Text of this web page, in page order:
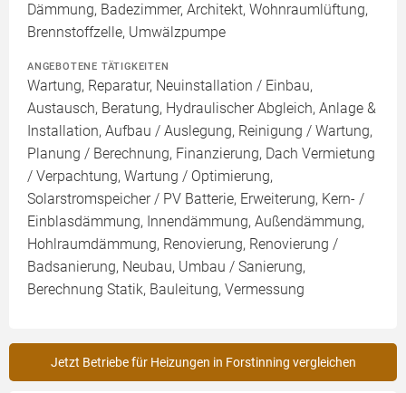
Dämmung, Badezimmer, Architekt, Wohnraumlüftung,
Brennstoffzelle, Umwälzpumpe
ANGEBOTENE TÄTIGKEITEN
Wartung, Reparatur, Neuinstallation / Einbau,
Austausch, Beratung, Hydraulischer Abgleich, Anlage &
Installation, Aufbau / Auslegung, Reinigung / Wartung,
Planung / Berechnung, Finanzierung, Dach Vermietung
/ Verpachtung, Wartung / Optimierung,
Solarstromspeicher / PV Batterie, Erweiterung, Kern- /
Einblasdämmung, Innendämmung, Außendämmung,
Hohlraumdämmung, Renovierung, Renovierung /
Badsanierung, Neubau, Umbau / Sanierung,
Berechnung Statik, Bauleitung, Vermessung
Jetzt Betriebe für Heizungen in Forstinning vergleichen